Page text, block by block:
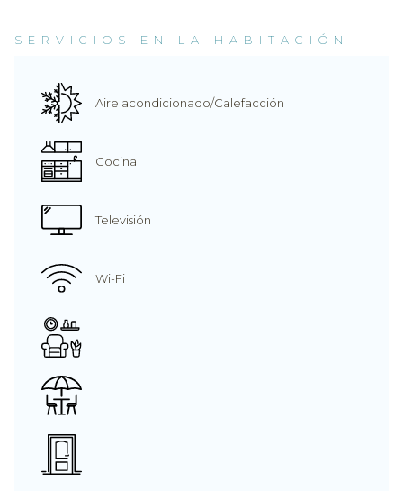
SERVICIOS EN LA HABITACIÓN
Aire acondicionado/Calefacción
Cocina
Televisión
Wi-Fi